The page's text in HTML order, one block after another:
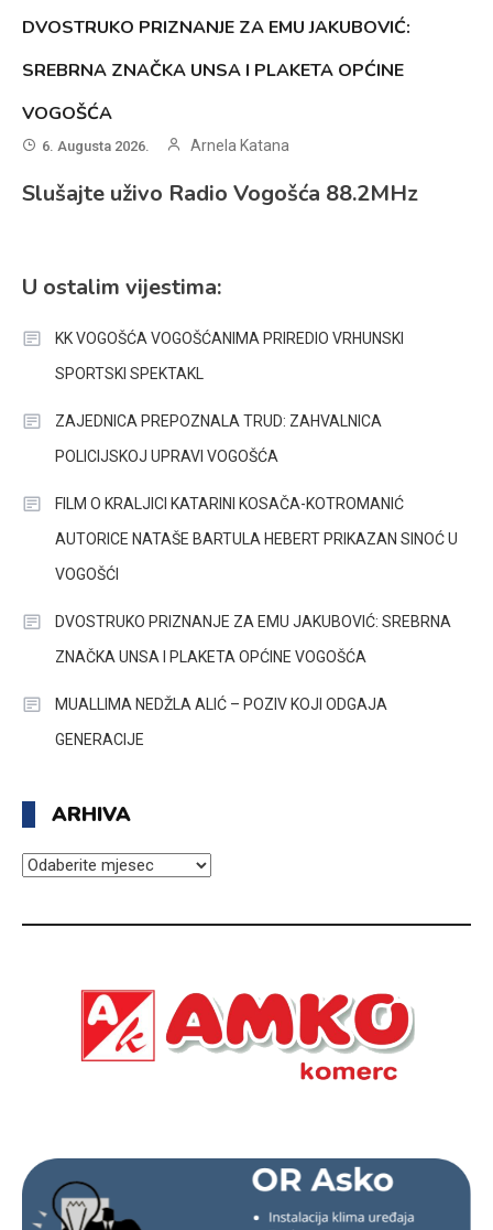
DVOSTRUKO PRIZNANJE ZA EMU JAKUBOVIĆ:
SREBRNA ZNAČKA UNSA I PLAKETA OPĆINE
VOGOŠĆA
6. Augusta 2026. Arnela Katana
Slušajte uživo Radio Vogošća 88.2MHz
U ostalim vijestima:
KK VOGOŠĆA VOGOŠĆANIMA PRIREDIO VRHUNSKI
SPORTSKI SPEKTAKL
ZAJEDNICA PREPOZNALA TRUD: ZAHVALNICA
POLICIJSKOJ UPRAVI VOGOŠĆA
FILM O KRALJICI KATARINI KOSAČA-KOTROMANIĆ
AUTORICE NATAŠE BARTULA HEBERT PRIKAZAN SINOĆ U
VOGOŠĆI
DVOSTRUKO PRIZNANJE ZA EMU JAKUBOVIĆ: SREBRNA
ZNAČKA UNSA I PLAKETA OPĆINE VOGOŠĆA
MUALLIMA NEDŽLA ALIĆ – POZIV KOJI ODGAJA
GENERACIJE
ARHIVA
ARHIVA